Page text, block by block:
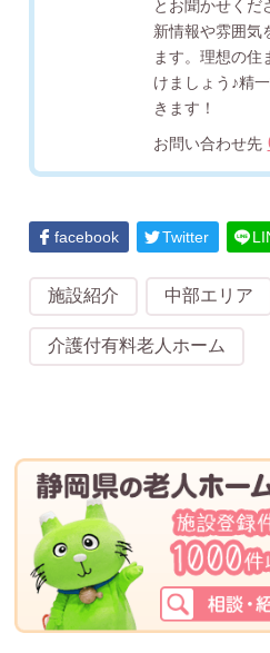
とお聞かせくだ
新情報や雰囲気
ます。理想の住
けましょう♪精
きます！
お問い合わせ先
facebook Twitter
施設紹介 中部エリア
介護付有料老人ホーム